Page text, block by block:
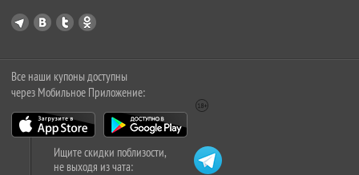
Все наши купоны доступны
через Мобильное Приложение:
Ищите скидки поблизости,
не выходя из чата: